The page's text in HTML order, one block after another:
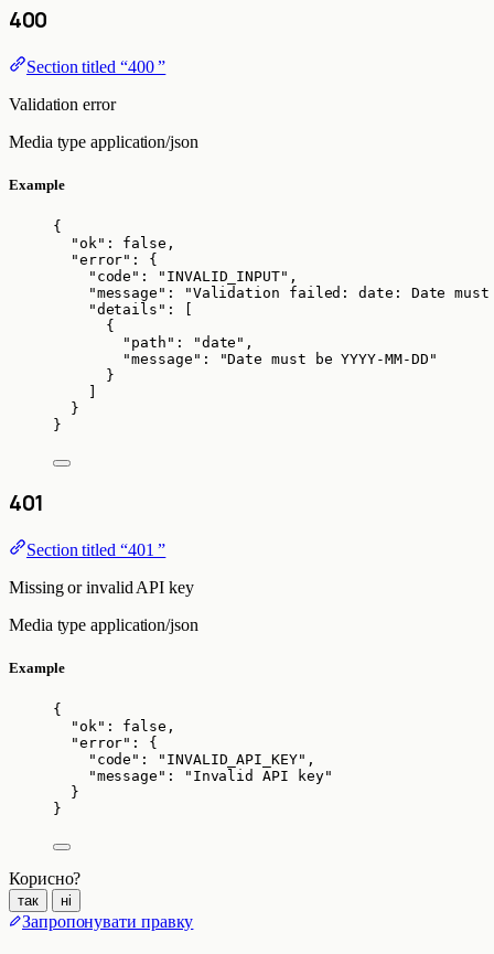
400
Section titled “400 ”
Validation error
Media type application/json
Example
{
"ok" : false ,
"error" : {
"code" : " INVALID_INPUT" ,
"message" : "Validation failed: date: Date must be
"details" : [
{
"path" : "date " ,
"message" : "Date must be YYYY-MM-DD "
}
}
}
401
Section titled “401 ”
Missing or invalid API key
Media type application/json
Example
{
"ok" : false ,
"error" : {
"code" : " INVALID_API_KEY" ,
"message" : " Invalid API key"
}
}
Корисно?
так ні
Запропонувати правку